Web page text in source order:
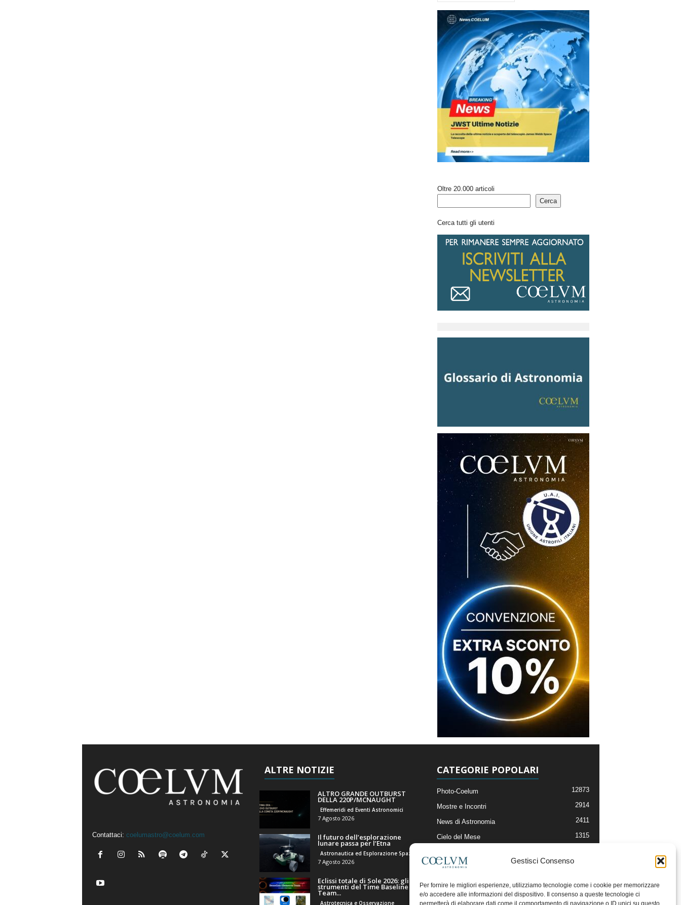
Gestisci Consenso
Per fornire le migliori esperienze, utilizziamo tecnologie come i cookie per memorizzare
e/o accedere alle informazioni del dispositivo. Il consenso a queste tecnologie ci
permetterà di elaborare dati come il comportamento di navigazione o ID unici su questo
Oltre 20.000 articoli
Cerca
Cerca tutti gli utenti
Contattaci: coelumastro@coelum.com
ALTRE NOTIZIE
ALTRO GRANDE OUTBURST
DELLA 220P/MCNAUGHT
Effemeridi ed Eventi Astronomici
7 Agosto 2026
Il futuro dell’esplorazione
lunare passa per l’Etna
7 Agosto 2026
Eclissi totale di Sole 2026: gli
strumenti del Time Baseline
Team...
Astrotecnica e Osservazione
CATEGORIE POPOLARI
Photo-Coelum 12873
Mostre e Incontri 2914
News di Astronomia 2411
Cielo del Mese 1315
Articoli e Risorse On-Line
Il Blog della Redazione